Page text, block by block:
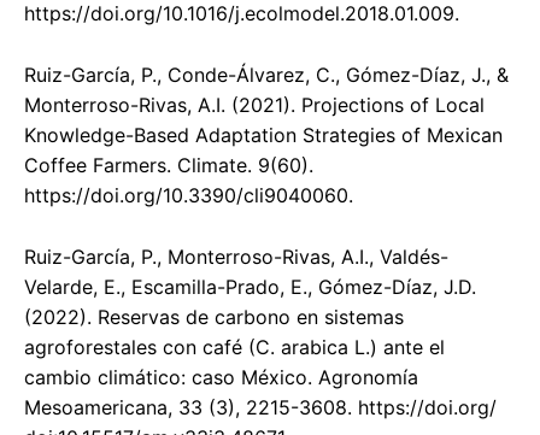
https://doi.org/10.1016/j.ecolmodel.2018.01.009.
Ruiz-García, P., Conde-Álvarez, C., Gómez-Díaz, J., &
Monterroso-Rivas, A.I. (2021). Projections of Local
Knowledge-Based Adaptation Strategies of Mexican
Coffee Farmers. Climate. 9(60).
https://doi.org/10.3390/cli9040060.
Ruiz-García, P., Monterroso-Rivas, A.I., Valdés-
Velarde, E., Escamilla-Prado, E., Gómez-Díaz, J.D.
(2022). Reservas de carbono en sistemas
agroforestales con café (C. arabica L.) ante el
cambio climático: caso México. Agronomía
Mesoamericana, 33 (3), 2215-3608. https://doi.org/